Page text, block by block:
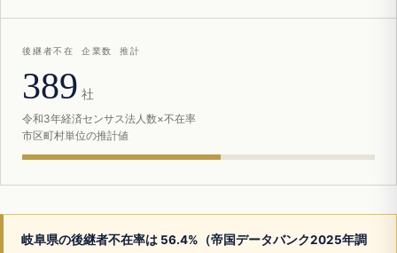
後継者不在 企業数 推計
389 社
令和3年経済センサス法人数×不在率
市区町村単位の推計値
岐阜県の後継者不在率は 56.4%（帝国データバンク2025年調